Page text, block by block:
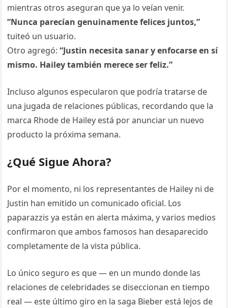
mientras otros aseguran que ya lo veían venir.
“Nunca parecían genuinamente felices juntos,”
tuiteó un usuario.
Otro agregó:“Justin necesita sanar y enfocarse en sí
mismo. Hailey también merece ser feliz.”
Incluso algunos especularon que podría tratarse de
una jugada de relaciones públicas, recordando que la
marca Rhode de Hailey está por anunciar un nuevo
producto la próxima semana.
¿Qué Sigue Ahora?
Por el momento, ni los representantes de Hailey ni de
Justin han emitido un comunicado oficial. Los
paparazzis ya están en alerta máxima, y varios medios
confirmaron que ambos famosos han desaparecido
completamente de la vista pública.
Lo único seguro es que — en un mundo donde las
relaciones de celebridades se diseccionan en tiempo
real — este último giro en la saga Bieber está lejos de